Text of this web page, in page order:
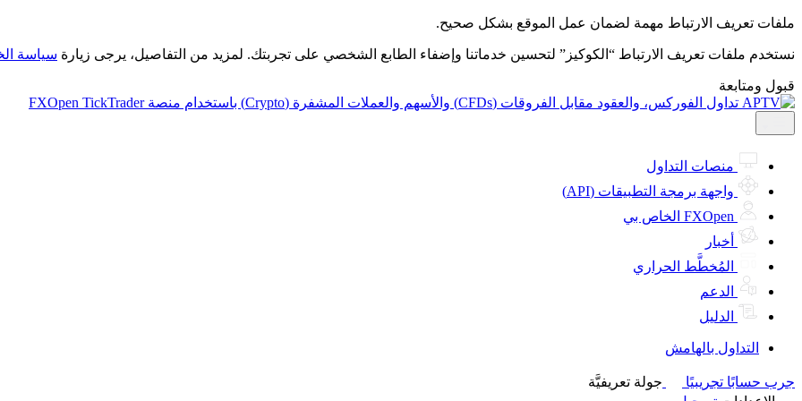
ملفات تعريف الارتباط مهمة لضمان عمل الموقع بشكل صحيح.
نستخدم ملفات تعريف الارتباط “الكوكيز” لتحسين خدماتنا وإضفاء الطابع الشخصي على تجربتك. لمزيد من التفاصيل، يرجى زيارة سياسة
قبول ومتابعة
منصات التداول
واجهة برمجة التطبيقات (API)
FXOpen الخاص بي
أخبار
المُخطَّط الحراري
الدعم
الدليل
التداول بالهامش
جرب حسابًا تجريبيًا
جولة تعريفيَّة